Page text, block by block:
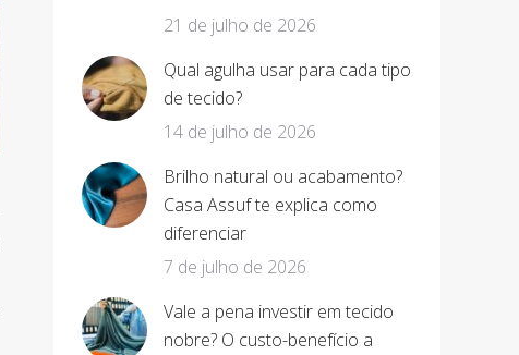
21 de julho de 2026
Qual agulha usar para cada tipo
de tecido?
14 de julho de 2026
Brilho natural ou acabamento?
Casa Assuf te explica como
diferenciar
7 de julho de 2026
Vale a pena investir em tecido
nobre? O custo-benefício a